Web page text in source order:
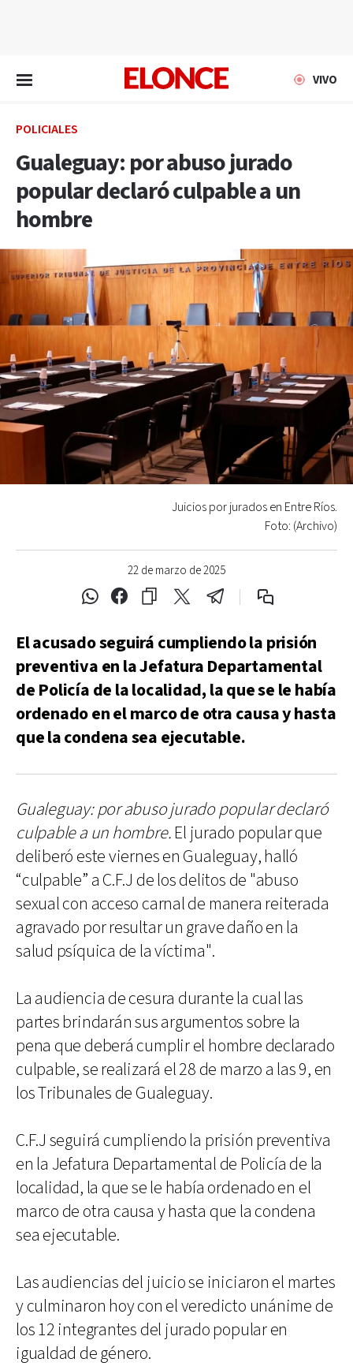
VIVO
POLICIALES
Gualeguay: por abuso jurado
popular declaró culpable a un
hombre
22 de marzo de 2025
Juicios por jurados en Entre Ríos.
Foto: (Archivo)
El acusado seguirá cumpliendo la prisión
preventiva en la Jefatura Departamental
de Policía de la localidad, la que se le había
ordenado en el marco de otra causa y hasta
que la condena sea ejecutable.
Gualeguay: por abuso jurado popular declaró
culpable a un hombre.El jurado popular que
deliberó este viernes en Gualeguay, halló
“culpable” a C.F.J de los delitos de "abuso
sexual con acceso carnal de manera reiterada
agravado por resultar un grave daño en la
salud psíquica de la víctima".
La audiencia de cesura durante la cual las
partes brindarán sus argumentos sobre la
pena que deberá cumplir el hombre declarado
culpable, se realizará el 28 de marzo a las 9, en
los Tribunales de Gualeguay.
C.F.J seguirá cumpliendo la prisión preventiva
en la Jefatura Departamental de Policía de la
localidad, la que se le había ordenado en el
marco de otra causa y hasta que la condena
sea ejecutable.
Las audiencias del juicio se iniciaron el martes
y culminaron hoy con el veredicto unánime de
los 12 integrantes del jurado popular en
igualdad de género.